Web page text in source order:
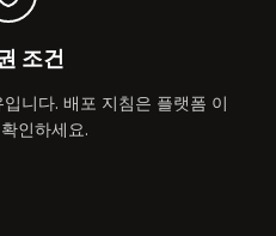
조건
니다. 배포 지침은 플랫폼 이
인하세요.